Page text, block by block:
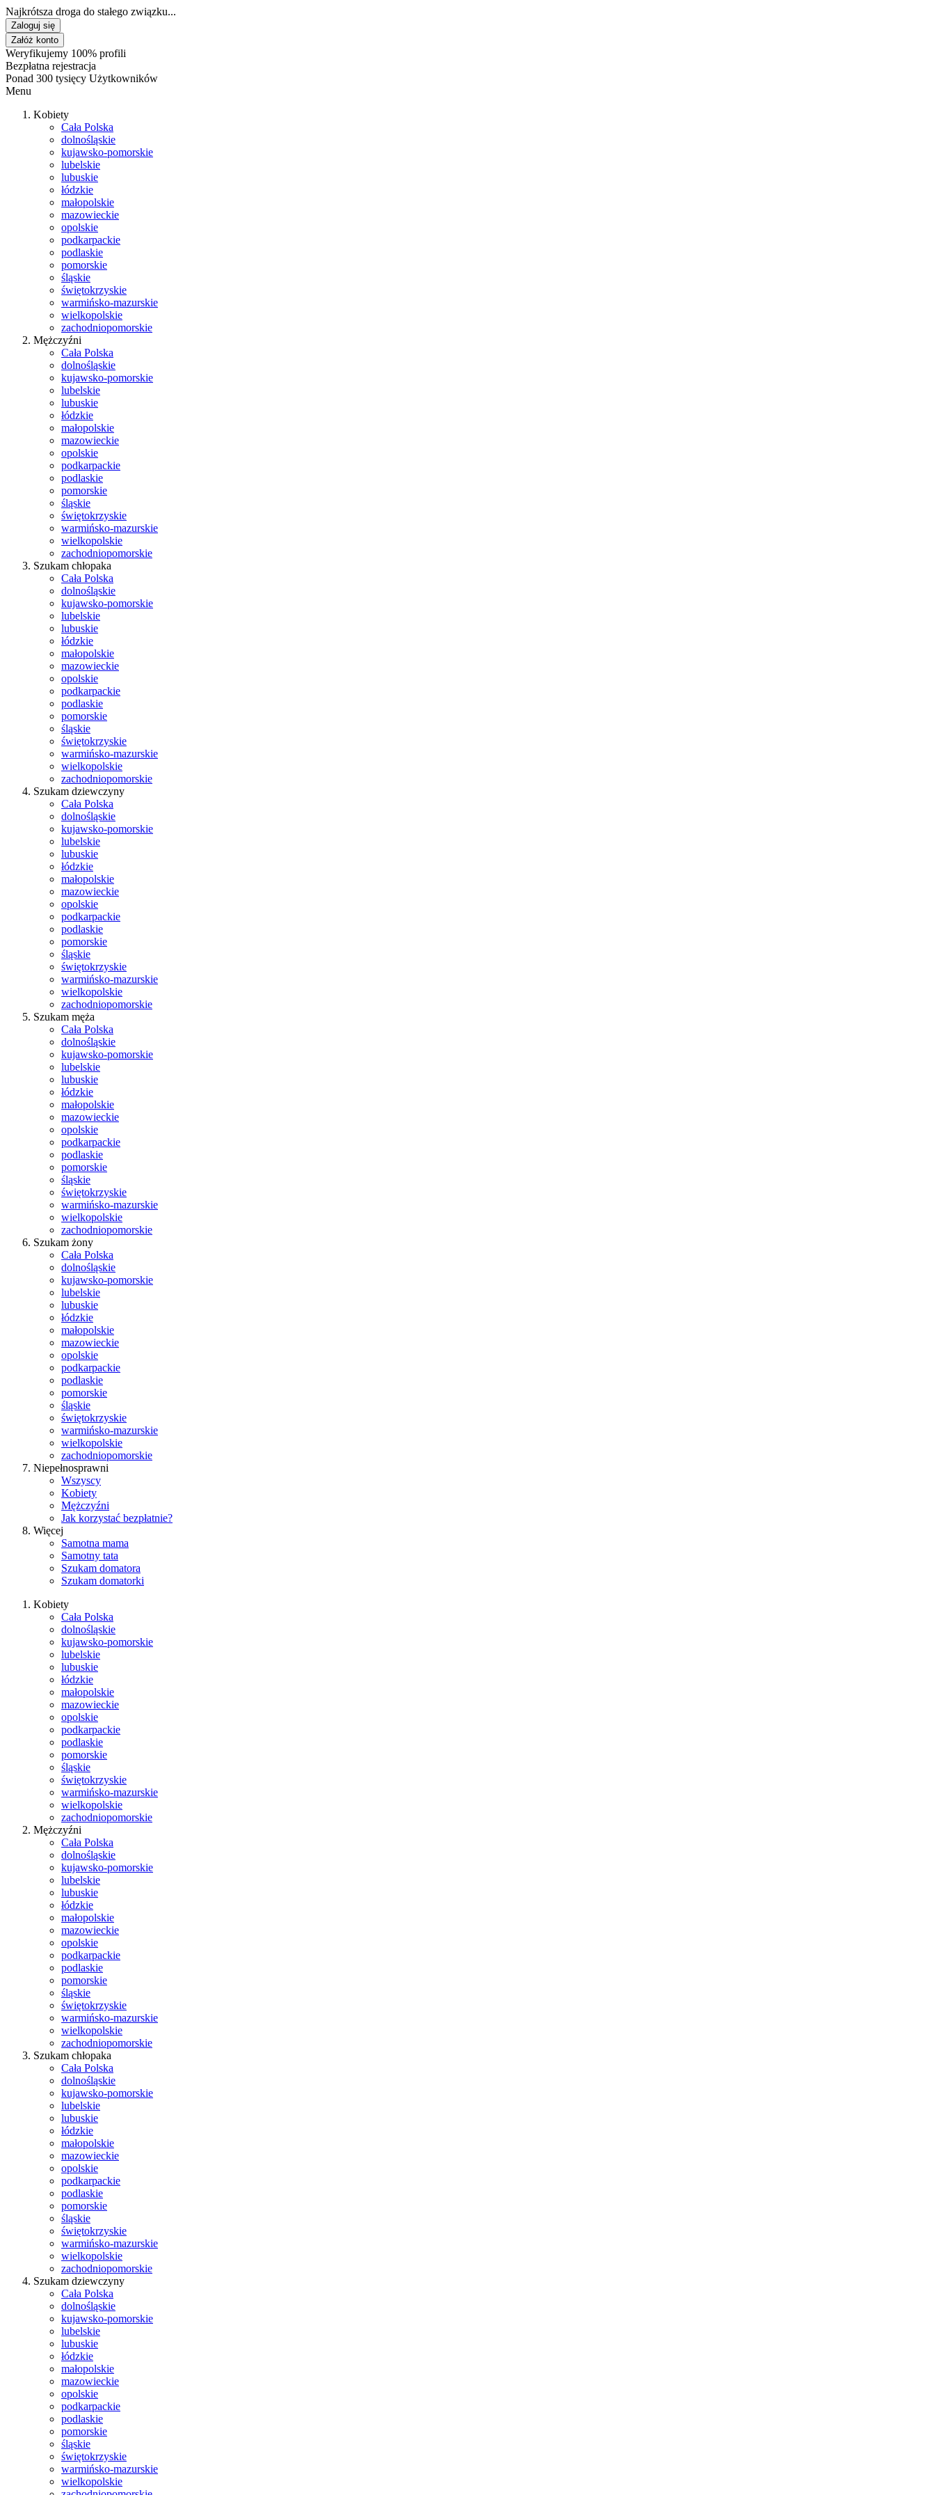
Najkrótsza droga do stałego związku...
Zaloguj się
Załóż konto
Weryfikujemy 100% profili
Bezpłatna rejestracja
Ponad 300 tysięcy Użytkowników
Menu
Kobiety
Cała Polska
dolnośląskie
kujawsko-pomorskie
lubelskie
lubuskie
łódzkie
małopolskie
mazowieckie
opolskie
podkarpackie
podlaskie
pomorskie
śląskie
świętokrzyskie
warmińsko-mazurskie
wielkopolskie
zachodniopomorskie
Mężczyźni
Cała Polska
dolnośląskie
kujawsko-pomorskie
lubelskie
lubuskie
łódzkie
małopolskie
mazowieckie
opolskie
podkarpackie
podlaskie
pomorskie
śląskie
świętokrzyskie
warmińsko-mazurskie
wielkopolskie
zachodniopomorskie
Szukam chłopaka
Cała Polska
dolnośląskie
kujawsko-pomorskie
lubelskie
lubuskie
łódzkie
małopolskie
mazowieckie
opolskie
podkarpackie
podlaskie
pomorskie
śląskie
świętokrzyskie
warmińsko-mazurskie
wielkopolskie
zachodniopomorskie
Szukam dziewczyny
Cała Polska
dolnośląskie
kujawsko-pomorskie
lubelskie
lubuskie
łódzkie
małopolskie
mazowieckie
opolskie
podkarpackie
podlaskie
pomorskie
śląskie
świętokrzyskie
warmińsko-mazurskie
wielkopolskie
zachodniopomorskie
Szukam męża
Cała Polska
dolnośląskie
kujawsko-pomorskie
lubelskie
lubuskie
łódzkie
małopolskie
mazowieckie
opolskie
podkarpackie
podlaskie
pomorskie
śląskie
świętokrzyskie
warmińsko-mazurskie
wielkopolskie
zachodniopomorskie
Szukam żony
Cała Polska
dolnośląskie
kujawsko-pomorskie
lubelskie
lubuskie
łódzkie
małopolskie
mazowieckie
opolskie
podkarpackie
podlaskie
pomorskie
śląskie
świętokrzyskie
warmińsko-mazurskie
wielkopolskie
zachodniopomorskie
Niepełnosprawni
Wszyscy
Kobiety
Mężczyźni
Jak korzystać bezpłatnie?
Więcej
Samotna mama
Samotny tata
Szukam domatora
Szukam domatorki
Kobiety
Cała Polska
dolnośląskie
kujawsko-pomorskie
lubelskie
lubuskie
łódzkie
małopolskie
mazowieckie
opolskie
podkarpackie
podlaskie
pomorskie
śląskie
świętokrzyskie
warmińsko-mazurskie
wielkopolskie
zachodniopomorskie
Mężczyźni
Cała Polska
dolnośląskie
kujawsko-pomorskie
lubelskie
lubuskie
łódzkie
małopolskie
mazowieckie
opolskie
podkarpackie
podlaskie
pomorskie
śląskie
świętokrzyskie
warmińsko-mazurskie
wielkopolskie
zachodniopomorskie
Szukam chłopaka
Cała Polska
dolnośląskie
kujawsko-pomorskie
lubelskie
lubuskie
łódzkie
małopolskie
mazowieckie
opolskie
podkarpackie
podlaskie
pomorskie
śląskie
świętokrzyskie
warmińsko-mazurskie
wielkopolskie
zachodniopomorskie
Szukam dziewczyny
Cała Polska
dolnośląskie
kujawsko-pomorskie
lubelskie
lubuskie
łódzkie
małopolskie
mazowieckie
opolskie
podkarpackie
podlaskie
pomorskie
śląskie
świętokrzyskie
warmińsko-mazurskie
wielkopolskie